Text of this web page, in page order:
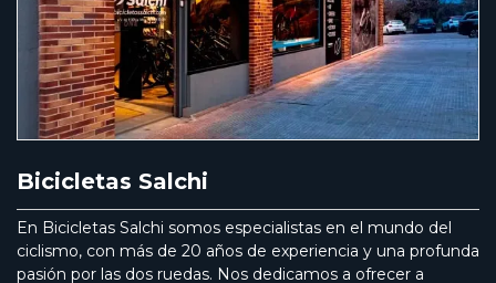
Bicicletas Salchi
En Bicicletas Salchi somos especialistas en el mundo del
ciclismo, con más de 20 años de experiencia y una profunda
pasión por las dos ruedas. Nos dedicamos a ofrecer a